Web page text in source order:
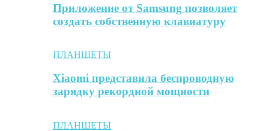
Приложение от Samsung позволяет
создать собственную клавиатуру
ПЛАНШЕТЫ
Xiaomi представила беспроводную
зарядку рекордной мощности
ПЛАНШЕТЫ